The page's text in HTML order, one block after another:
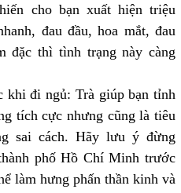
cho bạn xuất hiện triệu
đau đầu, hoa mắt, đau
đặc thì tình trạng này càng
khi đi ngủ: Trà giúp bạn tỉnh
tích cực nhưng cũng là tiêu
sai cách. Hãy lưu ý đừng
phố Hồ Chí Minh trước
làm hưng phấn thần kinh và